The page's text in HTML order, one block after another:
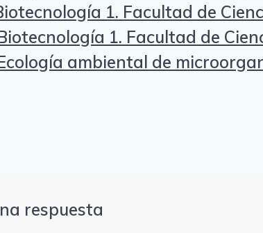
1. Facultad de
1. Facultad de
ambiental de
respuesta